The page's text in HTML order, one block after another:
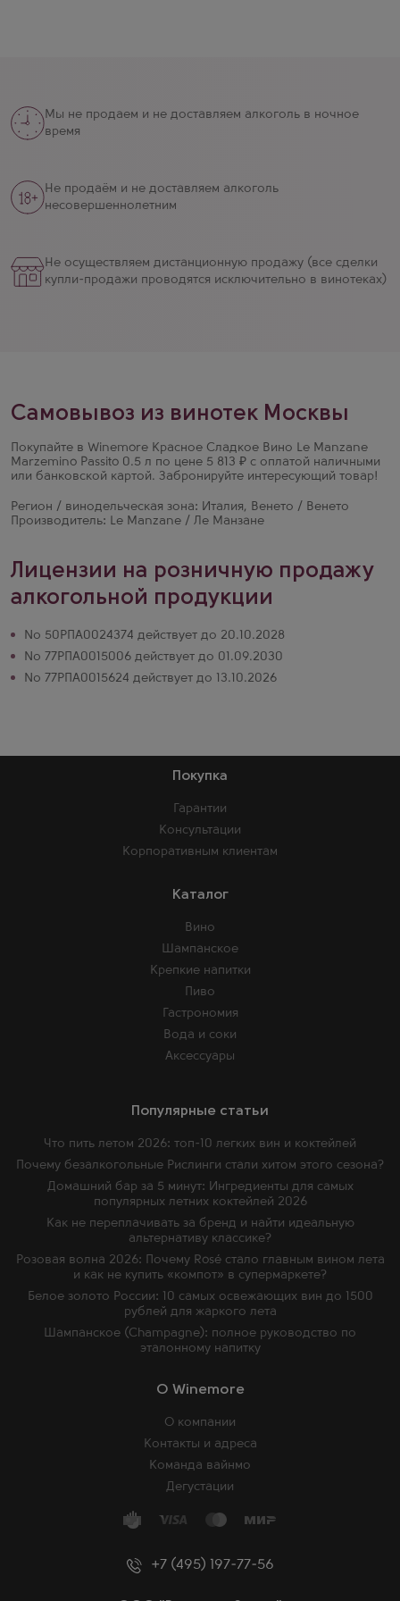
Мы не продаем и не доставляем алкоголь в ночное
время
Не продаём и не доставляем алкоголь
несовершеннолетним
Не осуществляем дистанционную продажу (все сделки
купли-продажи проводятся исключительно в винотеках)
Самовывоз из винотек Москвы
Покупайте в Winemore Красное Сладкое Вино Le Manzane
Marzemino Passito 0.5 л по цене 5 813 ₽ с оплатой наличными
или банковской картой. Забронируйте интересующий товар!
Регион / винодельческая зона: Италия, Венето / Венето
Производитель: Le Manzane / Ле Манзане
Лицензии на розничную продажу
алкогольной продукции
№ 50РПА0024374 действует до 20.10.2028
№ 77РПА0015006 действует до 01.09.2030
№ 77РПА0015624 действует до 13.10.2026
+7 (495) 197-77-56
O Winemore
О компании
Контакты и адреса
Команда вайнмо
Дегустации
Покупка
Гарантии
Консультации
Корпоративным клиентам
Каталог
Вино
Шампанское
Крепкие напитки
Пиво
Гастрономия
Вода и соки
Аксессуары
Популярные статьи
Что пить летом 2026: топ-10 легких вин и коктейлей
Почему безалкогольные Рислинги стали хитом этого сезона?
Домашний бар за 5 минут: Ингредиенты для самых
популярных летних коктейлей 2026
Как не переплачивать за бренд и найти идеальную
альтернативу классике?
Розовая волна 2026: Почему Rosé стало главным вином лета
и как не купить «компот» в супермаркете?
Белое золото России: 10 самых освежающих вин до 1500
рублей для жаркого лета
Шампанское (Champagne): полное руководство по
эталонному напитку